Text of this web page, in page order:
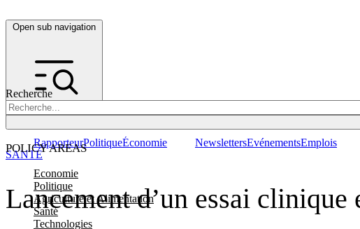
Open sub navigation
Recherche
POLICY AREAS
Economie
Politique
Agriculture et Alimentation
Santé
Technologies
RapporteurPolitiqueÉconomie NewslettersEvénementsEmplois
Lancement d’un essai
SANTÉ